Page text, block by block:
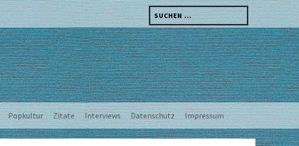
Suchen
nach:
Popkultur Zitate Interviews Datenschutz Impressum